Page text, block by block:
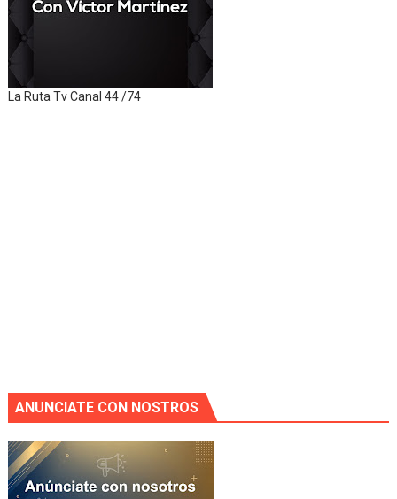
La Ruta Tv Canal 44 /74
ANUNCIATE CON NOSTROS